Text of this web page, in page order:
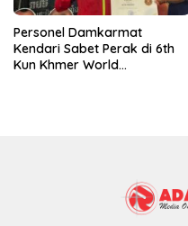
Personel Damkarmat
Kendari Sabet Perak di 6th
Kun Khmer World